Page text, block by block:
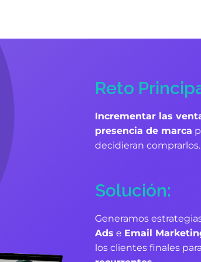
Reto
Incrementar las
presencia de marca
decidieran comprarlos.
Solución:
Generamos
Ads e Email
los clientes finales